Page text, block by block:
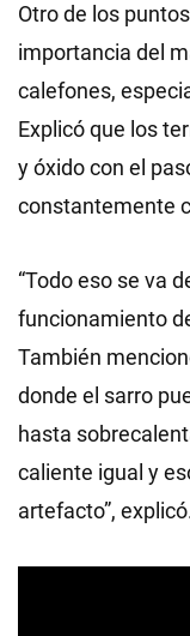
Otro de los
importancia del
calefones,
Explicó que los
y óxido con el
constantemente
“Todo eso se va
funcionamiento
También
donde el sarro
hasta
caliente igual y
artefacto”,